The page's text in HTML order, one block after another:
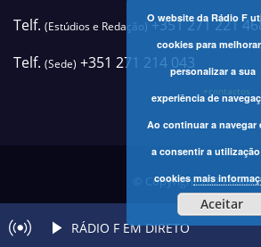
Telf. (Estúdios e Redação)+351 271 221
Telf. (Sede) +351 271 214 043
+contactos
© Copyright 2025 Rádio
O website da Rádio F
cookies para
personalizar a sua
experiência de
Ao continuar a navegar
a consentir a
cookiesmais
Aceitar
RÁDIO F EM DIRETO